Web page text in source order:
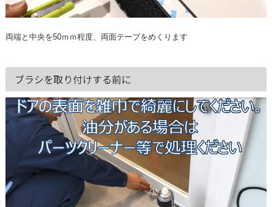
両端と中央を50ｍｍ程度、両面テープをめくります
ブラシを取り付けする前に